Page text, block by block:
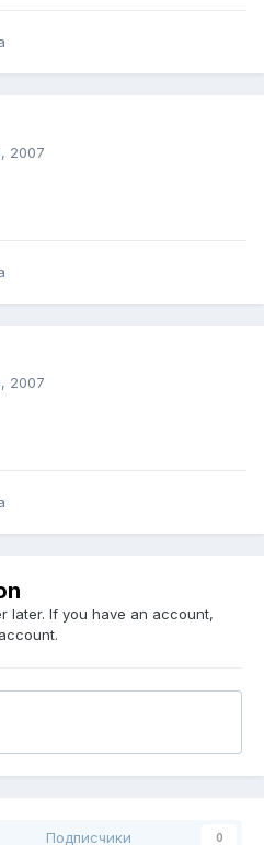
2007
2007
later. If you have an account,
Подписчики 0